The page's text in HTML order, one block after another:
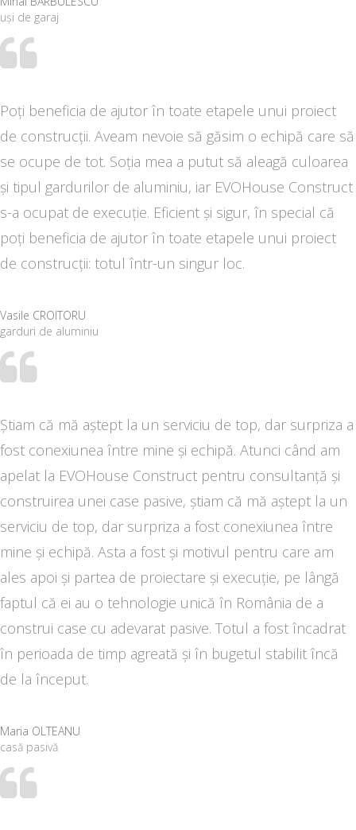
uși de garaj
Poți beneficia de ajutor în toate etapele unui proiect
de construcții. Aveam nevoie să găsim o echipă care să
se ocupe de tot. Soția mea a putut să aleagă culoarea
și tipul gardurilor de aluminiu, iar EVOHouse Construct
s-a ocupat de execuție. Eficient și sigur, în special că
poți beneficia de ajutor în toate etapele unui proiect
de construcții: totul într-un singur loc.
Vasile CROITORU
garduri de aluminiu
Știam că mă aștept la un serviciu de top, dar surpriza a
fost conexiunea între mine și echipă. Atunci când am
apelat la EVOHouse Construct pentru consultanță și
construirea unei case pasive, știam că mă aștept la un
serviciu de top, dar surpriza a fost conexiunea între
mine și echipă. Asta a fost și motivul pentru care am
ales apoi și partea de proiectare și execuție, pe lângă
faptul că ei au o tehnologie unică în România de a
construi case cu adevarat pasive. Totul a fost încadrat
în perioada de timp agreată și în bugetul stabilit încă
de la început.
Maria OLTEANU
casă pasivă